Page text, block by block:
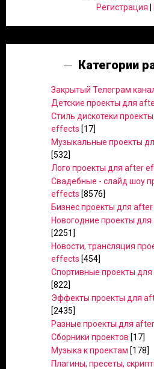
Регистрация
Категории
Закрытый Телеграм
Детские проекты для
Стиль дискотеки
effects [17]
Музыкальные проекты
[532]
Лого проекты для after
Свадебные - слайд шоу
effects [8576]
Бизнес проекты для
Новогодние проекты
[2251]
Новости, трансляция
effects [454]
Спортивные проекты
[822]
Эффекты проекты для
[2435]
Разные проекты для
Сборники проектов [17]
Музыка к проектам [178]
Плагины, пресеты,